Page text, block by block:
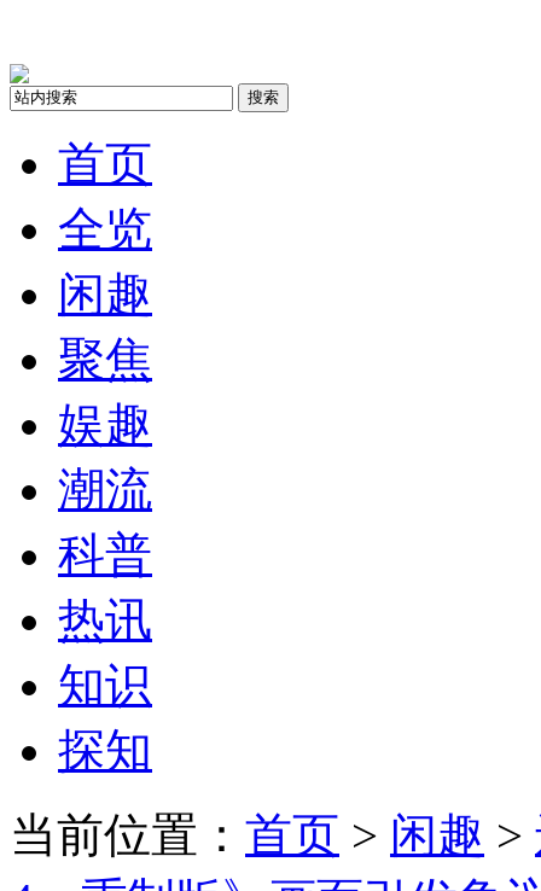
搜索
首页
全览
闲趣
聚焦
娱趣
潮流
科普
热讯
知识
探知
当前位置： 首页 > 闲趣 >